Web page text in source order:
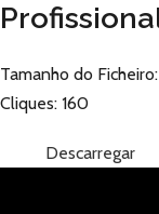
Tamanho do
Cliques: 160
Descarregar